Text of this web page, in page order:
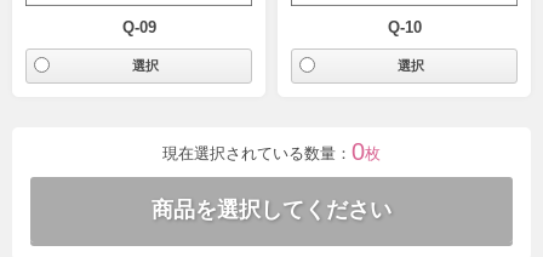
Q-09 Q-10
現在選択されている数量： 0枚